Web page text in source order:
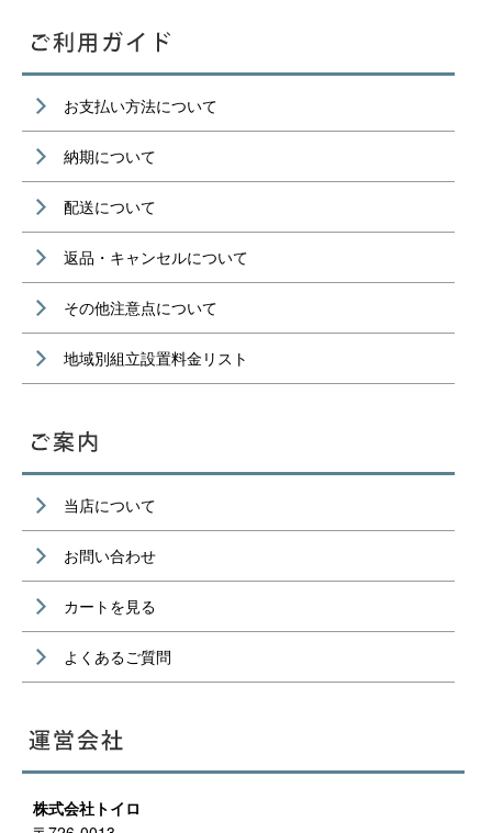
お支払い方法について
納期について
配送について
返品・キャンセルについて
その他注意点について
地域別組立設置料金リスト
当店について
お問い合わせ
カートを見る
よくあるご質問
株式会社トイロ